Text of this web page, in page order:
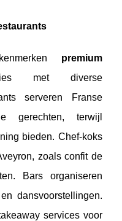
premium
met diverse
serveren Franse
gerechten, terwijl
bieden. Chef-koks
zoals confit de
Bars organiseren
dansvoorstellingen.
services voor